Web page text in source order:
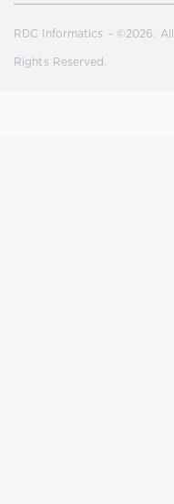
RDC Informatics – ©2026. All
Rights Reserved.